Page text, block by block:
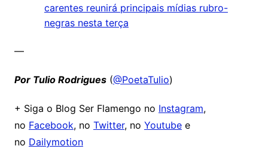
carentes reunirá principais mídias rubro-
negras nesta terça
—
Por Tulio Rodrigues(@PoetaTulio)
+ Siga o Blog Ser Flamengo no Instagram,
no Facebook, no Twitter, no Youtubee
no Dailymotion